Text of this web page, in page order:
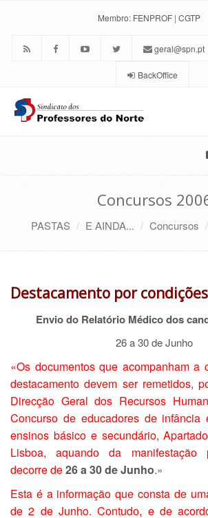
Membro: FENPROF | CGTP
geral@spn.pt
BackOffice
Concursos
PASTAS E AINDA... Concursos
Destacamento por
Envio do Relatório Médico dos
26 a 30 de Junho
«Os documentos que acompanham a
destacamento devem ser remetidos,
Direcção Geral dos Recursos
Concurso de educadores de infância
ensinos básico e secundário,
Lisboa, aquando da manifestação
decorre de26 a 30 deJunho.»
Esta é a informação que consta de
de 2 de Junho. Contudo, e de